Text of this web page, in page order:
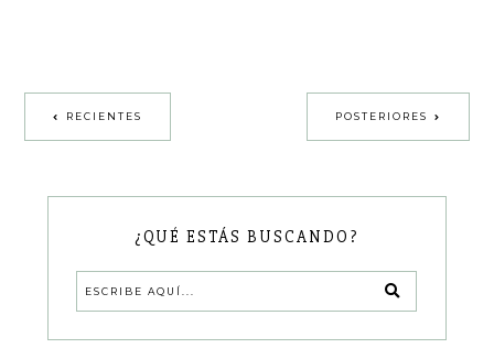
RECIENTES POSTERIORES
¿QUÉ ESTÁS BUSCANDO?